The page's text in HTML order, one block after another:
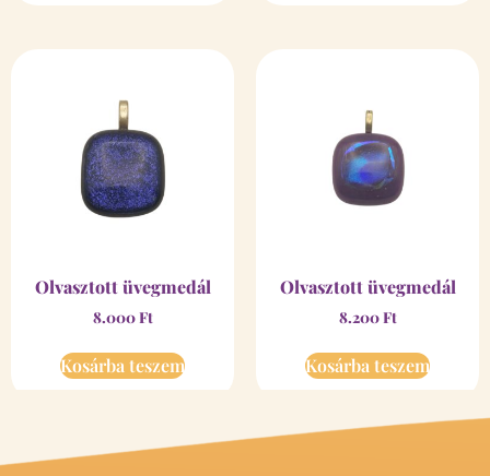
Olvasztott üvegmedál
8.000Ft
Kosárba teszem
Olvasztott üvegmedál
8.200Ft
Kosárba teszem